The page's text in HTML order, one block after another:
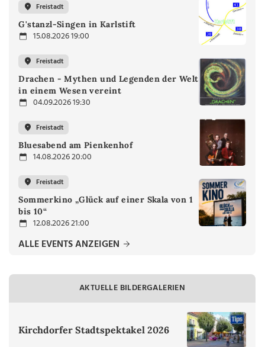
Freistadt
G'stanzl-Singen in Karlstift
15.08.2026 19:00
Freistadt
Drachen - Mythen und Legenden der Welt
in einem Wesen vereint
04.09.2026 19:30
Freistadt
Bluesabend am Pienkenhof
14.08.2026 20:00
Freistadt
Sommerkino „Glück auf einer Skala von 1
bis 10“
12.08.2026 21:00
ALLE EVENTS ANZEIGEN
AKTUELLE BILDERGALERIEN
Kirchdorfer Stadtspektakel 2026